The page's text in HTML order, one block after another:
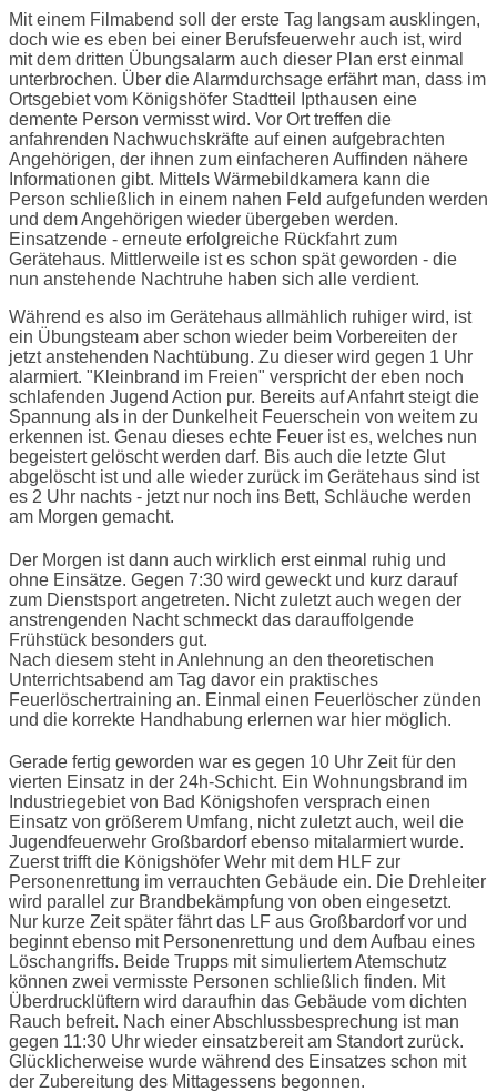
Mit einem Filmabend soll der erste Tag langsam ausklingen,
doch wie es eben bei einer Berufsfeuerwehr auch ist, wird
mit dem dritten Übungsalarm auch dieser Plan erst einmal
unterbrochen. Über die Alarmdurchsage erfährt man, dass im
Ortsgebiet vom Königshöfer Stadtteil Ipthausen eine
demente Person vermisst wird. Vor Ort treffen die
anfahrenden Nachwuchskräfte auf einen aufgebrachten
Angehörigen, der ihnen zum einfacheren Auffinden nähere
Informationen gibt. Mittels Wärmebildkamera kann die
Person schließlich in einem nahen Feld aufgefunden werden
und dem Angehörigen wieder übergeben werden.
Einsatzende - erneute erfolgreiche Rückfahrt zum
Gerätehaus. Mittlerweile ist es schon spät geworden - die
nun anstehende Nachtruhe haben sich alle verdient.
Während es also im Gerätehaus allmählich ruhiger wird, ist
ein Übungsteam aber schon wieder beim Vorbereiten der
jetzt anstehenden Nachtübung. Zu dieser wird gegen 1 Uhr
alarmiert. "Kleinbrand im Freien" verspricht der eben noch
schlafenden Jugend Action pur. Bereits auf Anfahrt steigt die
Spannung als in der Dunkelheit Feuerschein von weitem zu
erkennen ist. Genau dieses echte Feuer ist es, welches nun
begeistert gelöscht werden darf. Bis auch die letzte Glut
abgelöscht ist und alle wieder zurück im Gerätehaus sind ist
es 2 Uhr nachts - jetzt nur noch ins Bett, Schläuche werden
am Morgen gemacht.
Der Morgen ist dann auch wirklich erst einmal ruhig und
ohne Einsätze. Gegen 7:30 wird geweckt und kurz darauf
zum Dienstsport angetreten. Nicht zuletzt auch wegen der
anstrengenden Nacht schmeckt das darauffolgende
Frühstück besonders gut.
Nach diesem steht in Anlehnung an den theoretischen
Unterrichtsabend am Tag davor ein praktisches
Feuerlöschertraining an. Einmal einen Feuerlöscher zünden
und die korrekte Handhabung erlernen war hier möglich.
Gerade fertig geworden war es gegen 10 Uhr Zeit für den
vierten Einsatz in der 24h-Schicht. Ein Wohnungsbrand im
Industriegebiet von Bad Königshofen versprach einen
Einsatz von größerem Umfang, nicht zuletzt auch, weil die
Jugendfeuerwehr Großbardorf ebenso mitalarmiert wurde.
Zuerst trifft die Königshöfer Wehr mit dem HLF zur
Personenrettung im verrauchten Gebäude ein. Die Drehleiter
wird parallel zur Brandbekämpfung von oben eingesetzt.
Nur kurze Zeit später fährt das LF aus Großbardorf vor und
beginnt ebenso mit Personenrettung und dem Aufbau eines
Löschangriffs. Beide Trupps mit simuliertem Atemschutz
können zwei vermisste Personen schließlich finden. Mit
Überdrucklüftern wird daraufhin das Gebäude vom dichten
Rauch befreit. Nach einer Abschlussbesprechung ist man
gegen 11:30 Uhr wieder einsatzbereit am Standort zurück.
Glücklicherweise wurde während des Einsatzes schon mit
der Zubereitung des Mittagessens begonnen.